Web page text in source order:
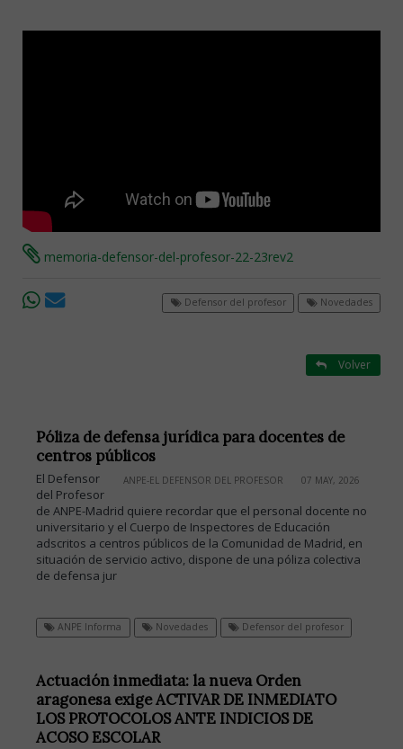
memoria-defensor-del-profesor-22-23rev2
Defensor del profesor Novedades
Volver
Póliza de defensa jurídica para docentes de
centros públicos
ANPE-EL DEFENSOR DEL PROFESOR 07 MAY, 2026
El Defensor
del Profesor
de ANPE-Madrid quiere recordar que el personal docente no
universitario y el Cuerpo de Inspectores de Educación
adscritos a centros públicos de la Comunidad de Madrid, en
situación de servicio activo, dispone de una póliza colectiva
de defensa jur
ANPE Informa Novedades Defensor del profesor
Actuación inmediata: la nueva Orden
aragonesa exige ACTIVAR DE INMEDIATO
LOS PROTOCOLOS ANTE INDICIOS DE
ACOSO ESCOLAR